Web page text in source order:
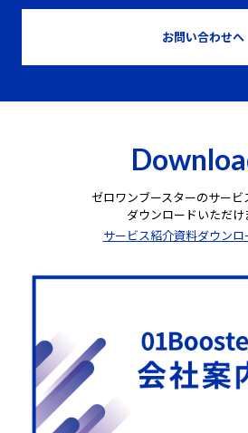
お問い合わせへ
ゼロワンブースターのサービ
ダウンロードいただけ
サービス紹介資料ダウン